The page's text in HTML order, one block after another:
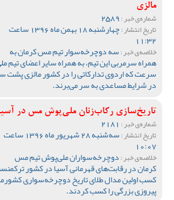
مالزی
شماره‌ی خبر :
تاریخ انتشار : چهارشنبه 18 بهمن ماه 1396 ساعت
11:32
خلاصه‌ی خبر :سه دوچرخه‌سوار تیم مس کرمان به
همراه سرمربی این تیم، به همراه سایر اعضای
سرعت که اردوی تدارکاتی را در کشور مالزی پشت
در شرایط مساعدی به سر می‌برند.
تاریخ‌سازی رکاب‌زنان ملی‌پوش مس در
شماره‌ی خبر :
تاریخ انتشار : سه‌شنبه 28 شهریور ماه 1396 ساعت
10:07
خلاصه‌ی خبر :دوچرخه‌سواران ملی‌پوش تیم مس
کرمان در رقابت‌های قهرمانی آسیا در کشور
کسب اولین مدال طلای تاریخ دوچرخه‌سواری
پیروزی بزرگی را کسب کردند.